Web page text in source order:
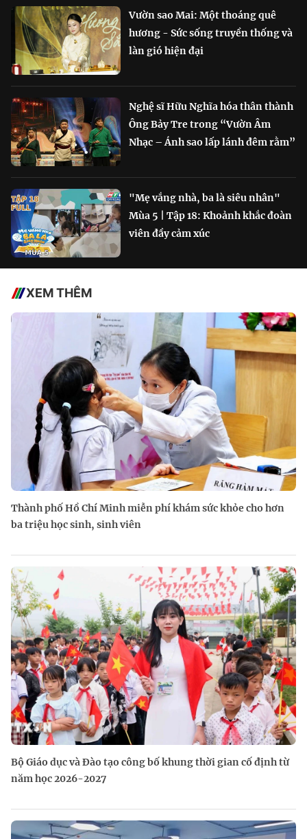
Vườn sao Mai: Một thoáng quê
hương - Sức sống truyền thống và
làn gió hiện đại
Nghệ sĩ Hữu Nghĩa hóa thân thành
Ông Bảy Tre trong “Vườn Âm
Nhạc – Ánh sao lấp lánh đêm rằm”
"Mẹ vắng nhà, ba là siêu nhân"
Mùa 5 | Tập 18: Khoảnh khắc đoàn
viên đầy cảm xúc
XEM THÊM
Thành phố Hồ Chí Minh miễn phí khám sức khỏe cho hơn
ba triệu học sinh, sinh viên
Bộ Giáo dục và Đào tạo công bố khung thời gian cố định từ
năm học 2026-2027